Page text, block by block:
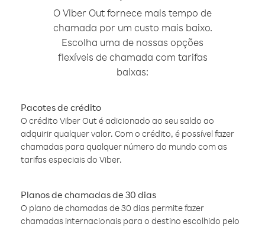
O Viber Out fornece mais tempo de
chamada por um custo mais baixo.
Escolha uma de nossas opções
flexíveis de chamada com tarifas
baixas:
Pacotes de crédito
O crédito Viber Out é adicionado ao seu saldo ao
adquirir qualquer valor. Com o crédito, é possível fazer
chamadas para qualquer número do mundo com as
tarifas especiais do Viber.
Planos de chamadas de 30 dias
O plano de chamadas de 30 dias permite fazer
chamadas internacionais para o destino escolhido pelo